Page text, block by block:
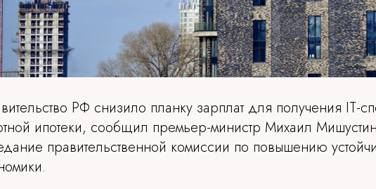
РФ снизило планку зарплат для получения IT-
ипотеки, сообщил премьер-министр Михаил
правительственной комиссии по повышению